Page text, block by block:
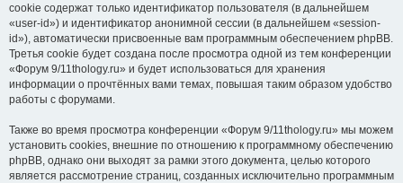
cookie содержат только идентификатор пользователя (в дальнейшем
«user-id») и идентификатор анонимной сессии (в дальнейшем «session-
id»), автоматически присвоенные вам программным обеспечением phpBB.
Третья cookie будет создана после просмотра одной из тем конференции
«Форум 9/11thology.ru» и будет использоваться для хранения
информации о прочтённых вами темах, повышая таким образом удобство
работы с форумами.
Также во время просмотра конференции «Форум 9/11thology.ru» мы можем
установить cookies, внешние по отношению к программному обеспечению
phpBB, однако они выходят за рамки этого документа, целью которого
является рассмотрение страниц, созданных исключительно программным